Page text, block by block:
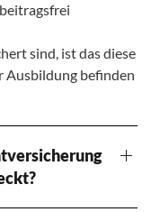
sind, ist das diese
Ausbildung befinden